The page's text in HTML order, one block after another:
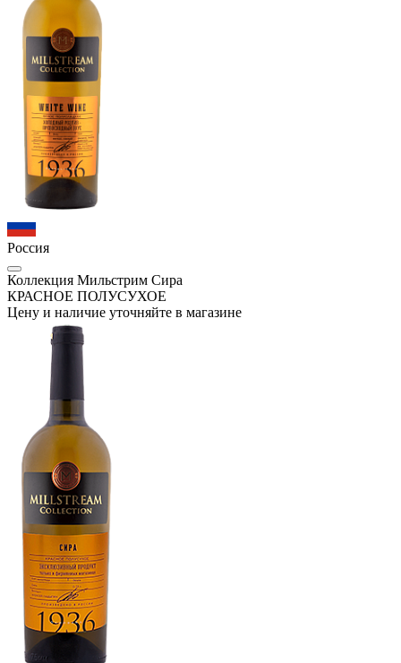
Россия
Коллекция Мильстрим Сира
КРАСНОЕ ПОЛУСУХОЕ
Цену и наличие уточняйте в магазине